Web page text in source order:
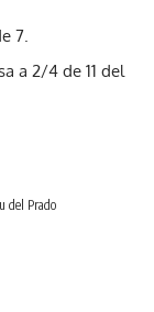
7.
a 2/4 de 11 del
del Prado